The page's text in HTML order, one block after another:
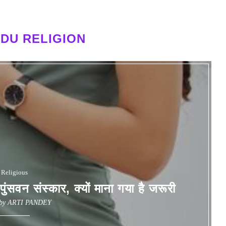
RELIGION
Religious
संस्कार, क्यों माना गया है जरूरी
ARTI PANDEY